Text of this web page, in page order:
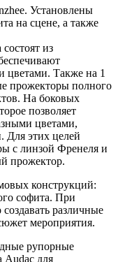
Установлены
на сцене, а также
из
цветами. Также на 1
прожекторы полного
На боковых
позволяет
цветами,
Для этих целей
с линзой Френеля и
прожектор.
конструкций:
софита. При
различные
мероприятия.
рупорные
Audac для